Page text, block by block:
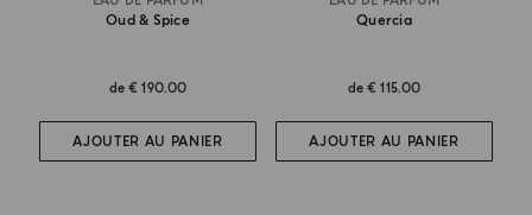
Oud & Spice
de€ 190.00
AJOUTER AU PANIER
Quercia
de€ 115.00
AJOUTER AU PANIER